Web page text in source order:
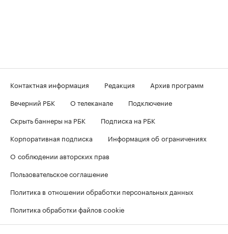
Контактная информация Редакция
Архив программ
Вечерний РБК
О телеканале
Подключение
Скрыть баннеры на РБК
Подписка на РБК
Корпоративная подписка
Информация об ограничениях
О соблюдении авторских прав
Пользовательское соглашение
Политика в отношении обработки персональных данных
Политика обработки файлов cookie